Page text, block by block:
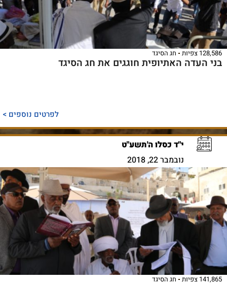
128,586 צפיות חג הסיגד
בני העדה האתיופית חוגגים את חג הסיגד
לפרטים נוספים >
י"ד כסלו ה'תשע"ט
נובמבר 22, 2018
141,865 צפיות חג הסיגד